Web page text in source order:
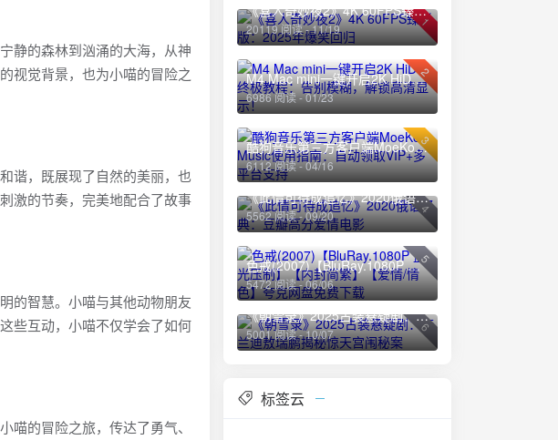
静的森林到汹涌的大海，从神
视觉背景，也为小喵的冒险之
谐，既展现了自然的美丽，也
激的节奏，完美地配合了故事
的智慧。小喵与其他动物朋友
些互动，小喵不仅学会了如何
喵的冒险之旅，传达了勇气、
1
《喜人奇妙夜2》4K 60FPS臻彩版：2025年爆笑回归
20119 阅读 - 11/19
2
M4 Mac mini一键开启2K HiDPI终极教程：告别模糊，解锁高清显示！
6986 阅读 - 01/23
3
酷狗音乐第三方客户端MoeKoe Music使用指南：自动领取VIP+多平台支持
6112 阅读 - 04/16
4
《此情可待成追忆》2020俄语经典：豆瓣高分爱情电影
5562 阅读 - 09/20
5
色戒(2007)【BluRay.1080P 蓝光压制】【内封简繁】【爱情/情色】夸克网盘免费下载
5472 阅读 - 06/06
6
《朝雪录》2025古装悬疑剧：李兰迪敖瑞鹏揭秘惊天宫闱秘案
5001 阅读 - 10/07
标签云